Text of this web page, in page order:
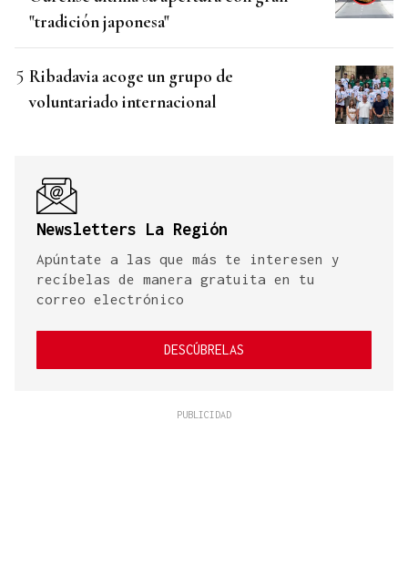
"tradición japonesa"
Ribadavia acoge un grupo de
voluntariado internacional
Newsletters La Región
Apúntate a las que más te interesen y
recíbelas de manera gratuita en tu
correo electrónico
DESCÚBRELAS